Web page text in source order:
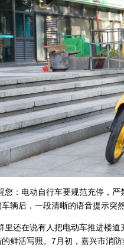
您：电动自行车要规范充停，
辆后，一段清晰的语音提示突然
里还在说有人把电动车推进楼
鲜活写照。7月初，嘉兴市消